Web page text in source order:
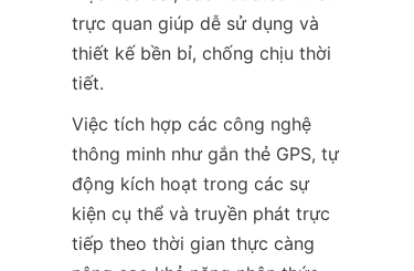
trực quan giúp dễ sử dụng và
thiết kế bền bỉ, chống chịu thời
tiết.
Việc tích hợp các công nghệ
thông minh như gắn thẻ GPS, tự
động kích hoạt trong các sự
kiện cụ thể và truyền phát trực
tiếp theo thời gian thực càng